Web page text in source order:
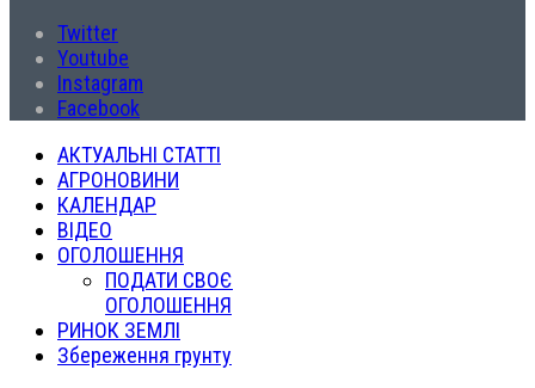
Twitter
Youtube
Instagram
Facebook
АКТУАЛЬНІ СТАТТІ
АГРОНОВИНИ
КАЛЕНДАР
ВІДЕО
ОГОЛОШЕННЯ
ПОДАТИ СВОЄ
ОГОЛОШЕННЯ
РИНОК ЗЕМЛІ
Збереження грунту